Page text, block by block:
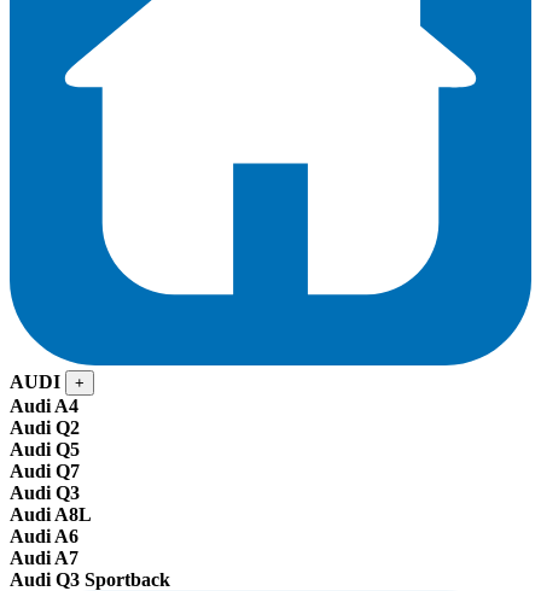
AUDI +
Audi A4
Audi Q2
Audi Q5
Audi Q7
Audi Q3
Audi A8L
Audi A6
Audi A7
Audi Q3 Sportback